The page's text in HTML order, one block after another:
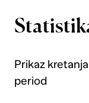
Prikaz
period